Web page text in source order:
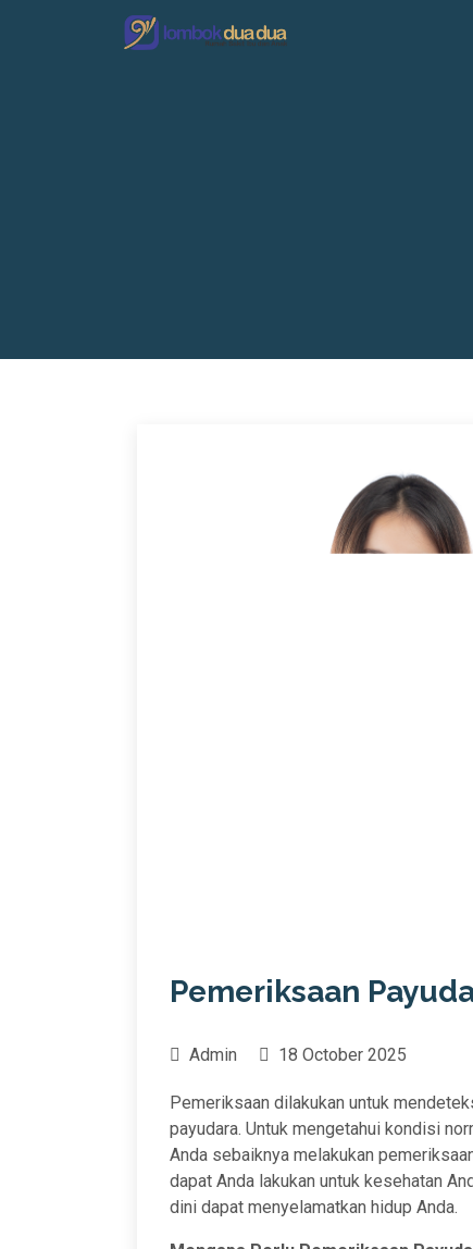
Pemeriksaan
Admin 18 October 2025
Pemeriksaan dilakukan untuk
payudara. Untuk mengetahui kondisi
Anda sebaiknya melakukan
dapat Anda lakukan untuk kesehatan
dini dapat menyelamatkan hidup Anda.